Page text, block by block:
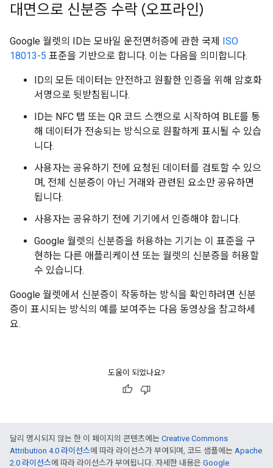
대면으로 신분증 수락 (오프라인)
Google 월렛의 ID는 모바일 운전면허증에 관한 국제 ISO
18013-5 표준을 기반으로 합니다. 이는 다음을 의미합니다.
ID의 모든 데이터는 안전하고 원활한 인증을 위해 암호화
서명으로 뒷받침됩니다.
ID는 NFC 탭 또는 QR 코드 스캔으로 시작하여 BLE를 통
해 데이터가 전송되는 방식으로 원활하게 표시될 수 있습
니다.
사용자는 공유하기 전에 요청된 데이터를 검토할 수 있으
며, 전체 신분증이 아닌 거래와 관련된 요소만 공유하면
됩니다.
사용자는 공유하기 전에 기기에서 인증해야 합니다.
Google 월렛의 신분증을 허용하는 기기는 이 표준을 구
현하는 다른 애플리케이션 또는 월렛의 신분증을 허용할
수 있습니다.
Google 월렛에서 신분증이 작동하는 방식을 확인하려면 신분
증이 표시되는 방식의 예를 보여주는 다음 동영상을 참고하세
요.
도움이 되었나요?
달리 명시되지 않는 한 이 페이지의 콘텐츠에는 Creative Commons
Attribution 4.0 라이선스에 따라 라이선스가 부여되며, 코드 샘플에는 Apache
2.0 라이선스에 따라 라이선스가 부여됩니다. 자세한 내용은 Google